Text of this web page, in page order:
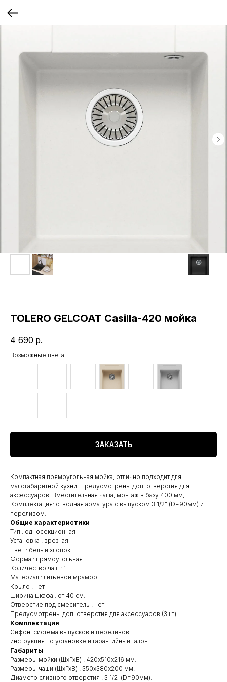
TOLERO GELCOAT Casilla-420 мойка
4 690 р.
Возможные цвета
ЗАКАЗАТЬ
Компактная прямоугольная мойка, отлично подходит для
малогабаритной кухни. Предусмотрены доп. отверстия для
аксессуаров. Вместительная чаша, монтаж в базу 400 мм,.
Комплектация: отводная арматура с выпуском 3 1/2" (D=90мм) и
переливом.
Общие характеристики
Тип : односекционная
Установка : врезная
Цвет : белый хлопок
Форма : прямоугольная
Количество чаш : 1
Материал : литьевой мрамор
Крыло : нет
Ширина шкафа : от 40 см.
Отверстие под смеситель : нет
Предусмотрены доп. отверстия для аксессуаров.(3шт).
Комплектация
Сифон, система выпусков и переливов
инструкция по установке и гарантийный талон.
Габариты
Размеры мойки (ШхГхВ) : 420х510х216 мм.
Размеры чаши (ШхГхВ) : 350х380х200 мм.
Диаметр сливного отверстия : 3 1/2 '(D=90мм).